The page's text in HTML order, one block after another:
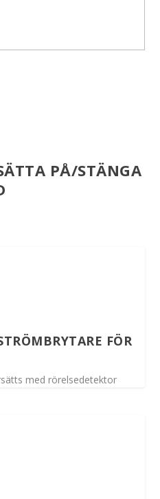
PÅ/STÄNGA
FÖR
med rörelsedetektor